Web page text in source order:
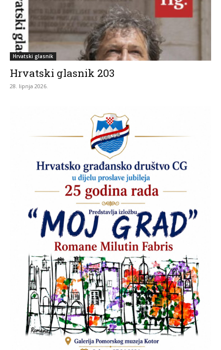
Hrvatski glasnik
Hrvatski glasnik 203
28. lipnja 2026.